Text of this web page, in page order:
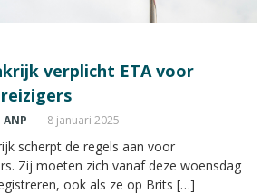
verplicht ETA voor
8 januari 2025
scherpt de regels aan voor
Zij moeten zich vanaf deze woensdag
ook als ze op Brits […]